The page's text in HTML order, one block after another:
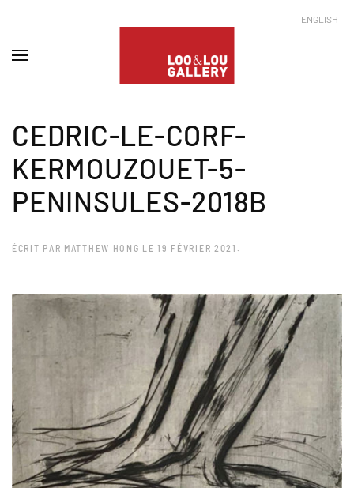
ENGLISH
CEDRIC-LE-CORF-
KERMOUZOUET-5-
PENINSULES-2018B
ÉCRIT PAR MATTHEW HONG LE19 FÉVRIER 2021 .